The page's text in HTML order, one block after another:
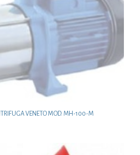
VENETO MOD. MH-100-M